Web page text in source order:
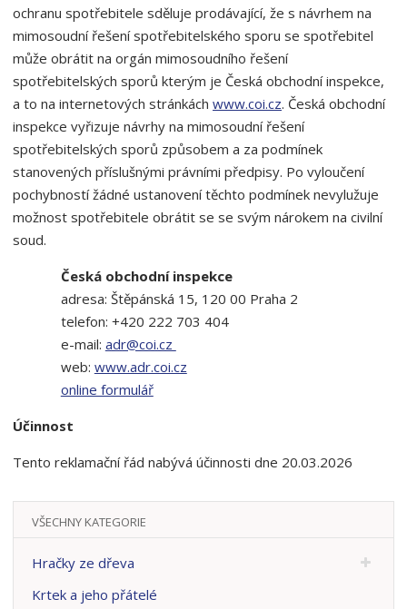
ochranu spotřebitele sděluje prodávající, že s návrhem na
mimosoudní řešení spotřebitelského sporu se spotřebitel
může obrátit na orgán mimosoudního řešení
spotřebitelských sporů kterým je Česká obchodní inspekce,
a to na internetových stránkách www.coi.cz. Česká obchodní
inspekce vyřizuje návrhy na mimosoudní řešení
spotřebitelských sporů způsobem a za podmínek
stanovených příslušnými právními předpisy. Po vyloučení
pochybností žádné ustanovení těchto podmínek nevylužuje
možnost spotřebitele obrátit se se svým nárokem na civilní
soud.
Česká obchodní inspekce
adresa: Štěpánská 15, 120 00 Praha 2
telefon: +420 222 703 404
e-mail: adr@coi.cz
web: www.adr.coi.cz
online formulář
Účinnost
Tento reklamační řád nabývá účinnosti dne 20.03.2026
VŠECHNY KATEGORIE
Hračky ze dřeva
Krtek a jeho přátelé